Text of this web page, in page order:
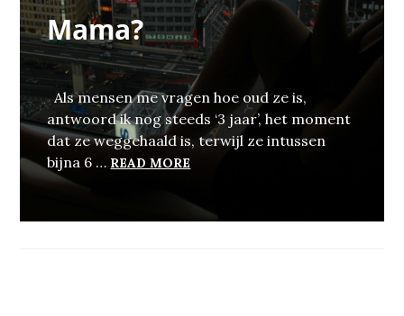
Mama?
Als mensen me vragen hoe oud ze is,
antwoord ik nog steeds ‘3 jaar’, het moment
dat ze weggehaald is, terwijl ze intussen
bijna 6 … READ MORE